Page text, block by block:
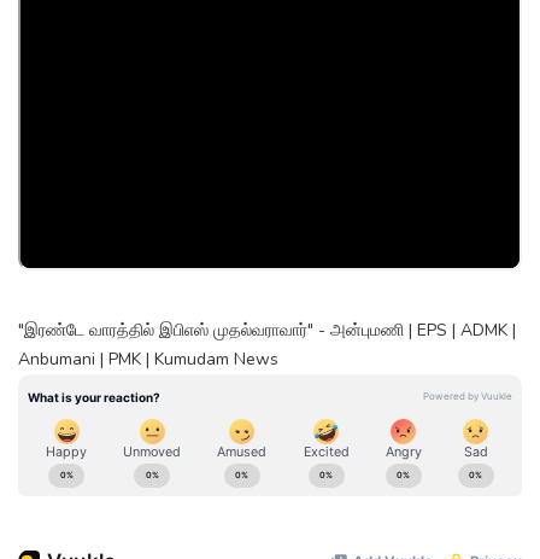
"இரண்டே வாரத்தில் இபிஎஸ் முதல்வராவார்" - அன்புமணி | EPS | ADMK |
Anbumani | PMK | Kumudam News